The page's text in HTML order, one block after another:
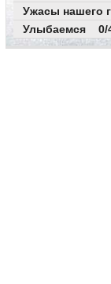
Ужасы нашего
Улыбаемся 0/